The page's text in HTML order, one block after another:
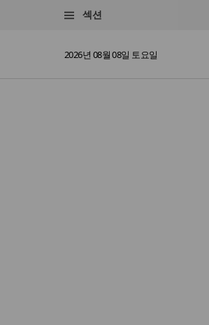
섹션
2026년 08월 08일 토요일